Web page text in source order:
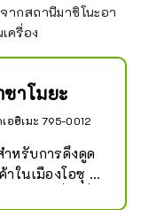
ากสถานีมาชิโนะอา
ครื่อง
ซาโมยะ
อฮิเมะ 795-0012
หรับการดึงดูด
ในเมืองโอซุ